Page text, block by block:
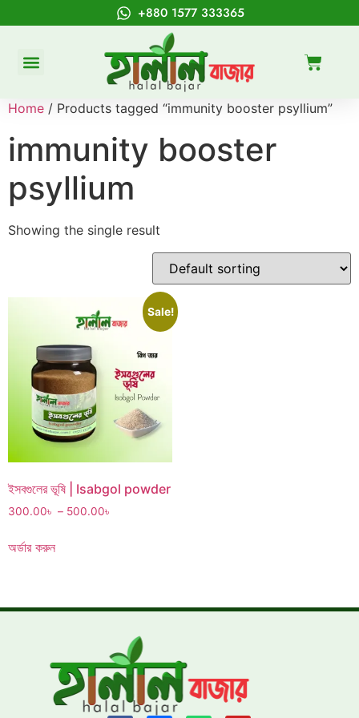
+880 1577 333365
Home / Products tagged “immunity booster psyllium”
immunity booster
psyllium
Showing the single result
Sale!
ইসবগুলের ভূষি | Isabgol powder
300.00৳ – 500.00৳
অর্ডার করুন